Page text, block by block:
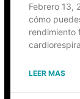
Febrero 13,
cómo
rendimiento
LEER MAS